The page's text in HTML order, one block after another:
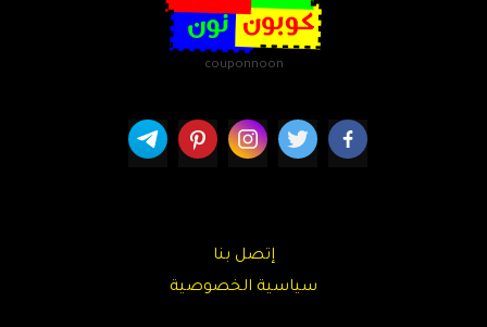
couponnoon
إتصل بنا
سياسية الخصوصية